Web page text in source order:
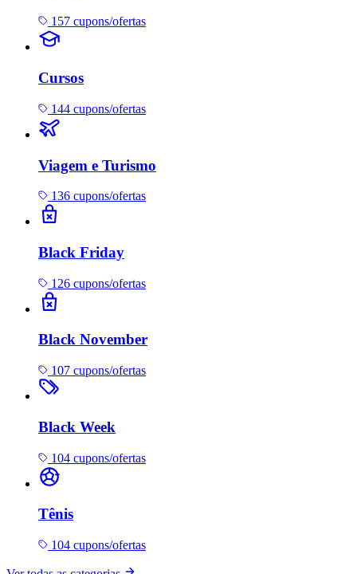
157 cupons/ofertas
Cursos
144 cupons/ofertas
Viagem e Turismo
136 cupons/ofertas
Black Friday
126 cupons/ofertas
Black November
107 cupons/ofertas
Black Week
104 cupons/ofertas
Tênis
104 cupons/ofertas